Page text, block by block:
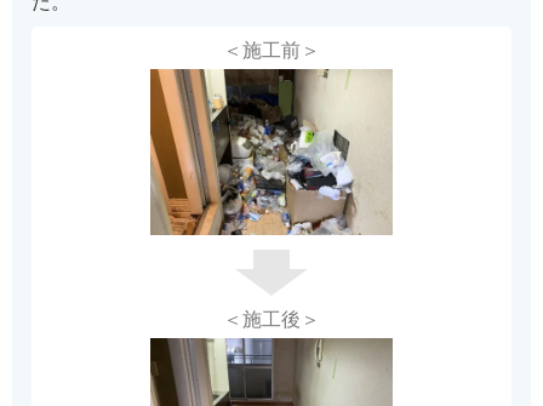
＜施工前＞
＜施工後＞